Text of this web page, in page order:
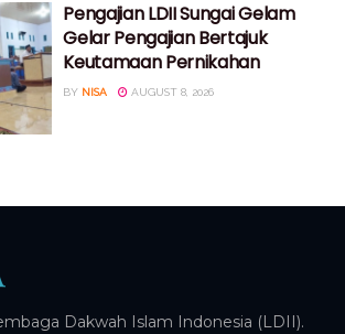
Pengajian LDII Sungai Gelam
Gelar Pengajian Bertajuk
Keutamaan Pernikahan
BY NISA AUGUST 8, 2026
Dakwah Islam Indonesia (LDII).